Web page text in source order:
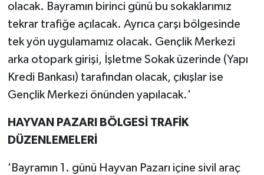
olacak. Bayramın birinci günü bu sokaklarımız
tekrar trafiğe açılacak. Ayrıca çarşı bölgesinde
tek yön uygulamamız olacak. Gençlik Merkezi
arka otopark girişi, İşletme Sokak üzerinde (Yapı
Kredi Bankası) tarafından olacak, çıkışlar ise
Gençlik Merkezi önünden yapılacak.'
HAYVAN PAZARI BÖLGESİ TRAFİK
DÜZENLEMELERİ
'Bayramın 1. günü Hayvan Pazarı içine sivil araç